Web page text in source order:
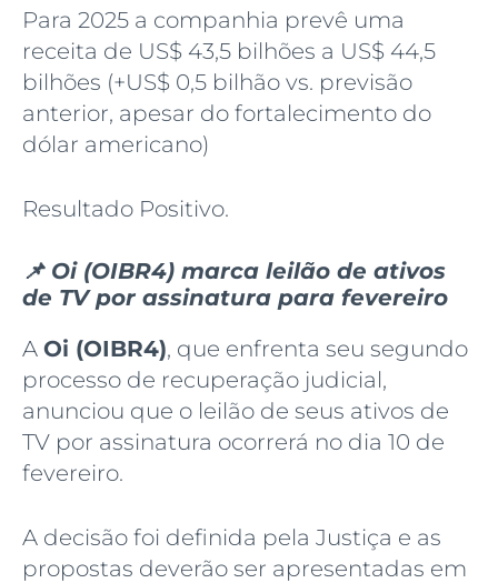
Para 2025 a companhia prevê uma
receita de US$ 43,5 bilhões a US$ 44,5
bilhões (+US$ 0,5 bilhão vs. previsão
anterior, apesar do fortalecimento do
dólar americano)
Resultado Positivo.
📌 Oi (OIBR4) marca leilão de ativos
de TV por assinatura para fevereiro
A Oi (OIBR4), que enfrenta seu segundo
processo de recuperação judicial,
anunciou que o leilão de seus ativos de
TV por assinatura ocorrerá no dia 10 de
fevereiro.
A decisão foi definida pela Justiça e as
propostas deverão ser apresentadas em